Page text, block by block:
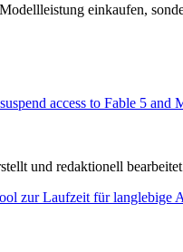
einkaufen,
access to Fable 5 and
und redaktionell
zur Laufzeit für langlebige